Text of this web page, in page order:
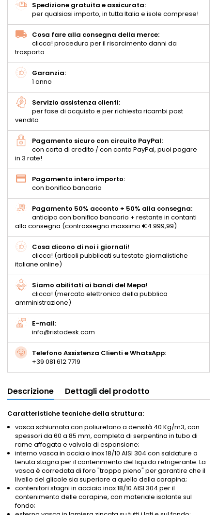
Spedizione gratuita e assicurata:
per qualsiasi importo, in tutta Italia e isole comprese!
Cosa fare alla consegna della merce:
clicca! procedura per il risarcimento danni da
trasporto
Garanzia:
1 anno
Servizio assistenza clienti:
per fase di acquisto e per richiesta ricambi post
vendita
Pagamento sicuro con circuito PayPal:
con carta di credito / con conto PayPal, puoi pagare
in 3 rate!
Pagamento intero importo:
con bonifico bancario
Pagamento 50% acconto + 50% alla consegna:
anticipo con bonifico bancario + restante in contanti
alla consegna (contrassegno massimo €4.999,99)
Cosa dicono di noi i giornali!
clicca! (articoli pubblicati su testate giornalistiche
italiane online)
Siamo abilitati ai bandi del Mepa!
clicca! (mercato elettronico della pubblica
amministrazione)
E-mail:
info@ristodesk.com
Telefono Assistenza Clienti e WhatsApp:
+39 081 612 7719
Descrizione Dettagli del prodotto
Caratteristiche tecniche della struttura:
vasca schiumata con poliuretano a densità 40 Kg/m3, con
spessori da 60 a 85 mm, completa di serpentina in tubo di
rame affogata e valvola di espansione;
interno vasca in acciaio inox 18/10 AISI 304 con saldature a
tenuta stagna per il contenimento del liquido refrigerante. La
vasca è corredata di foro "troppo pieno" per garantire che il
livello del glicole sia superiore a quello della carapina;
contenitori stagni in acciaio inox 18/10 AISI 304 per il
contenimento delle carapine, con materiale isolante sul
fondo;